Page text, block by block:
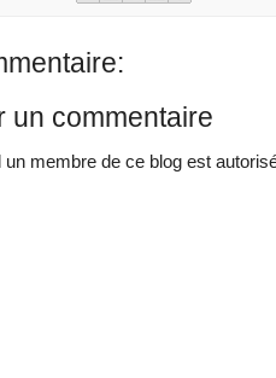
un commentaire
un membre de ce blog est